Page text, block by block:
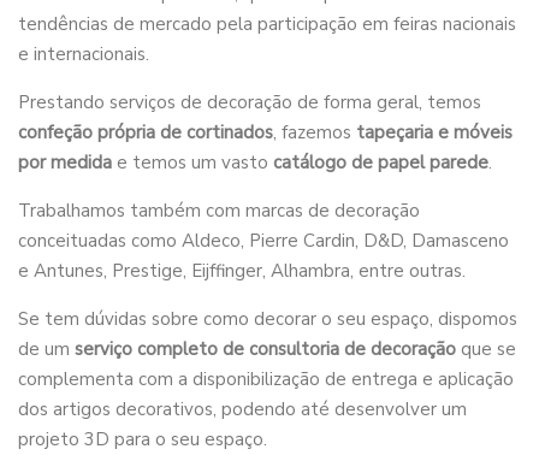
tendências de mercado pela participação em feiras nacionais
e internacionais.
Prestando serviços de decoração de forma geral, temos
confeção própria de cortinados, fazemos tapeçaria e móveis
por medida e temos um vasto catálogo de papel parede.
Trabalhamos também com marcas de decoração
conceituadas como Aldeco, Pierre Cardin, D&D, Damasceno
e Antunes, Prestige, Eijffinger, Alhambra, entre outras.
Se tem dúvidas sobre como decorar o seu espaço, dispomos
de um serviço completo de consultoria de decoração que se
complementa com a disponibilização de entrega e aplicação
dos artigos decorativos, podendo até desenvolver um
projeto 3D para o seu espaço.